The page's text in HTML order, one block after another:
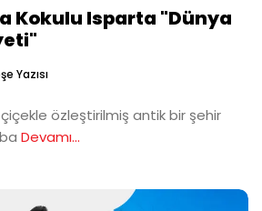
Kokulu Isparta "Dünya
Yazısı
çiçekle özleştirilmiş antik bir şehir
Devamı...